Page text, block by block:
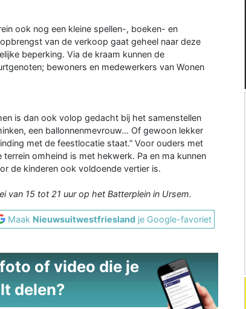
ook nog een kleine spellen-, boeken- en
van de verkoop gaat geheel naar deze
beperking. Via de kraam kunnen de
bewoners en medewerkers van Wonen
is dan ook volop gedacht bij het samenstellen
een ballonnenmevrouw… Of gewoon lekker
met de feestlocatie staat.” Voor ouders met
omheind is met hekwerk. Pa en ma kunnen
de kinderen ook voldoende vertier is.
van 15 tot 21 uur op het Batterplein in Ursem.
Maak Nieuwsuitwestfriesland je Google-favoriet
of video die je
delen?